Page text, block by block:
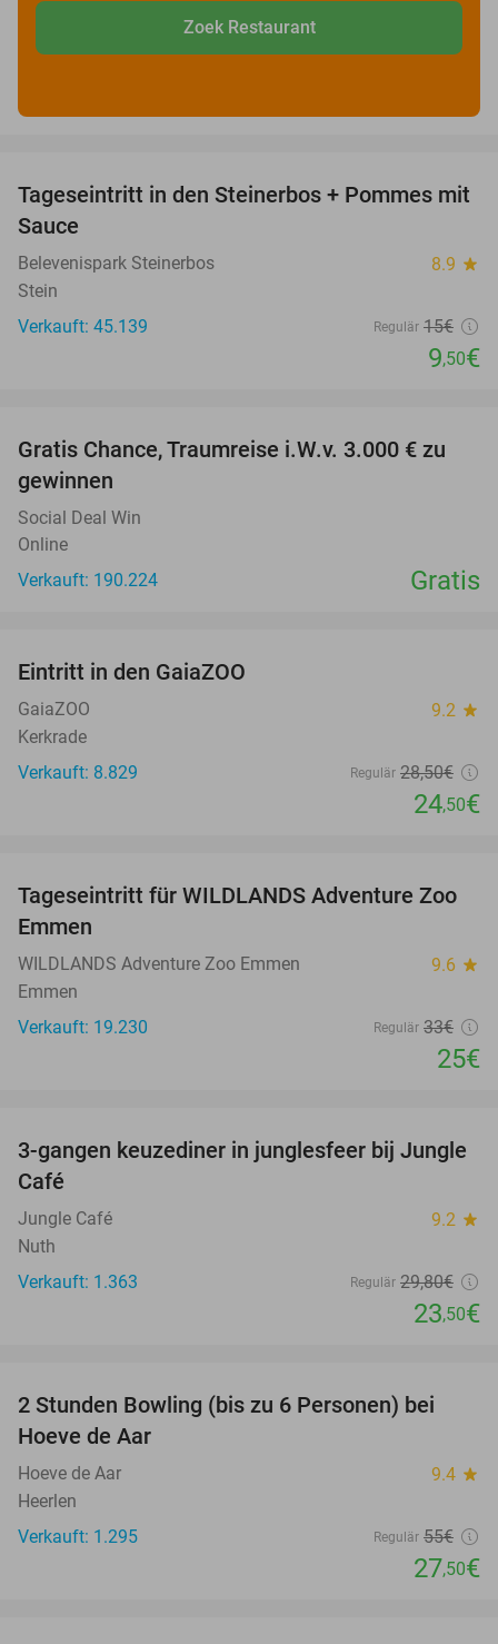
Zoek Restaurant
37%
Tageseintritt in den Steinerbos + Pommes mit
Sauce
Belevenispark Steinerbos 8.9 star
Stein
Verkauft: 45.139
Regulär 15€
9,50€
Gratis Chance, Traumreise i.W.v. 3.000 € zu
gewinnen
Social Deal Win
Online
Verkauft: 190.224
Gratis
Eintritt in den GaiaZOO
GaiaZOO 9.2 star
Kerkrade
Verkauft: 8.829
Regulär 28,50€
24,50€
24%
Tageseintritt für WILDLANDS Adventure Zoo
Emmen
WILDLANDS Adventure Zoo Emmen 9.6 star
Emmen
Verkauft: 19.230
Regulär 33€
25€
21%
3-gangen keuzediner in junglesfeer bij Jungle
Café
Jungle Café 9.2 star
Nuth
Verkauft: 1.363
Regulär 29,80€
23,50€
50%
2 Stunden Bowling (bis zu 6 Personen) bei
Hoeve de Aar
Hoeve de Aar 9.4 star
Heerlen
Verkauft: 1.295
Regulär 55€
27,50€